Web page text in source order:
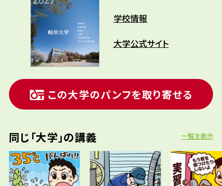
学校情報
大学公式サイト
この大学のパンフを取り寄せる
同じ「大学」の講義 一覧を表示